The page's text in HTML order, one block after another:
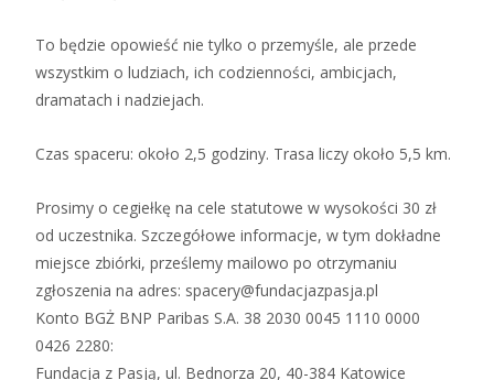
To będzie opowieść nie tylko o przemyśle, ale przede
wszystkim o ludziach, ich codzienności, ambicjach,
dramatach i nadziejach.
Czas spaceru: około 2,5 godziny. Trasa liczy około 5,5 km.
Prosimy o cegiełkę na cele statutowe w wysokości 30 zł
od uczestnika. Szczegółowe informacje, w tym dokładne
miejsce zbiórki, prześlemy mailowo po otrzymaniu
zgłoszenia na adres: spacery@fundacjazpasja.pl
Konto BGŻ BNP Paribas S.A. 38 2030 0045 1110 0000
0426 2280:
Fundacja z Pasją, ul. Bednorza 20, 40-384 Katowice